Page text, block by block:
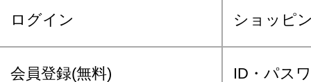
ログイン ショッピ
会員登録(無料) ID・パス